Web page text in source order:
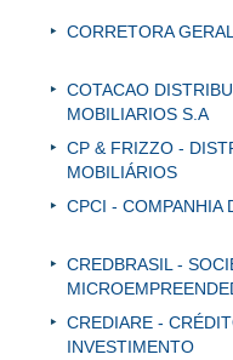
CORRETORA
COTACAO
MOBILIARIOS S.A
CP & FRIZZO -
MOBILIÁRIOS
CPCI - COMPANHIA
CREDBRASIL -
CREDIARE -
INVESTIMENTO